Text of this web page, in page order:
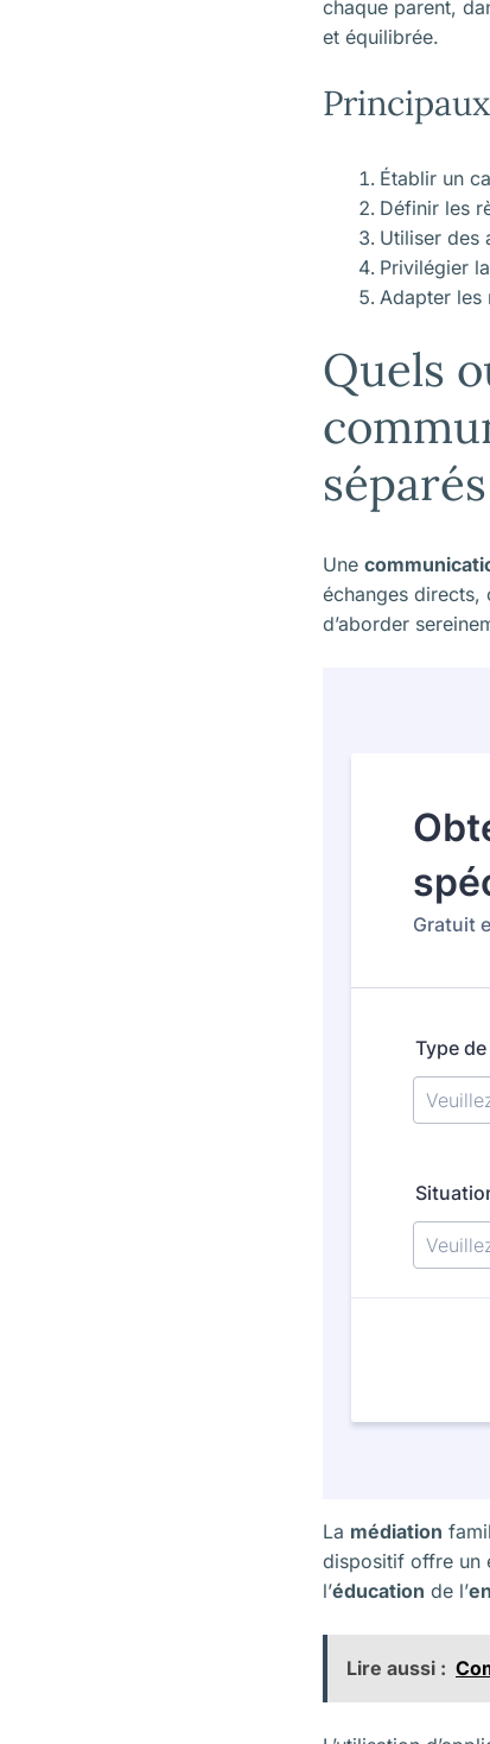
chaque parent,
et équilibrée.
Établir un
Définir les
Utiliser des
Privilégier
Adapter les
Quels
séparés
Une
échanges directs,
d’aborder
La médiation
dispositif offre un
l’éducation de l’
Lire aussi :